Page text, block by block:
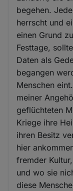
begehen.
herrscht und
einen Grund
Festtage,
Daten als
begangen
Menschen
meiner
geflüchteten
Kriege ihre
ihren Besitz
hier
fremder
und wo sie
diese